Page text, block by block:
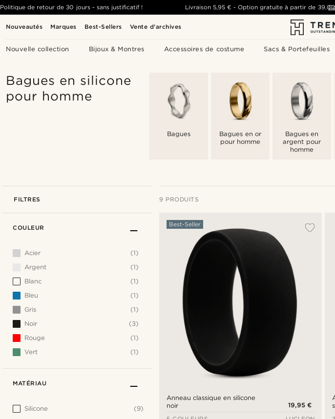
Nouveautés Marques Best-Sellers Vente d'archives
Nouvelle collection Bijoux & Montres Accessoires de costume Sacs & Portefeuilles
Politique de retour de 30 jours - sans justificatif ! Livraison 5,95 € -Option gratuite à partir de
Bagues en silicone
pour homme
Bagues
Bagues en or
pour homme
Bagues en
argent pour
homme
FILTRES 9 PRODUITS
Anneau classique en silicone
noir
Best-Seller
19,95 €
COULEUR
Acier
(1)
Argent
(1)
Blanc
(1)
Bleu
(1)
Gris
(1)
Noir
(3)
Rouge
(1)
Vert
(1)
MATÉRIAU
Silicone (9)